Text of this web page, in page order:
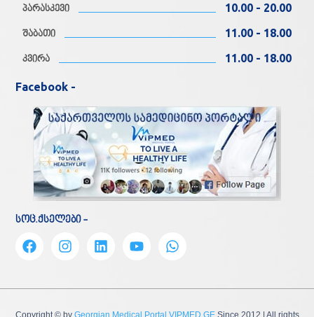
პარასკევი 10.00 - 20.00
შაბათი 11.00 - 18.00
კვირა 11.00 - 18.00
Facebook -
სოც.ქსელები -
Copyright © by Georgian Medical Portal VIPMED.GE Since 2012 | All rights